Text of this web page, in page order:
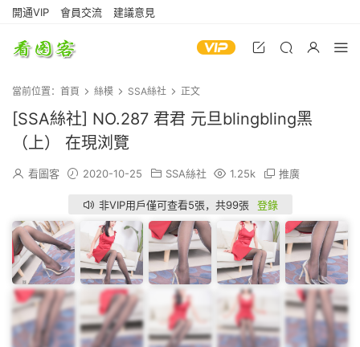
開通VIP 會員交流 建議意見
當前位置： 首頁 絲模 SSA絲社 正文
[SSA絲社] NO.287 君君 元旦blingbling黑
（上） 在現浏覽
看圖客 2020-10-25 SSA絲社 1.25k 推廣
非VIP用戶僅可查看5張，共99張 登錄